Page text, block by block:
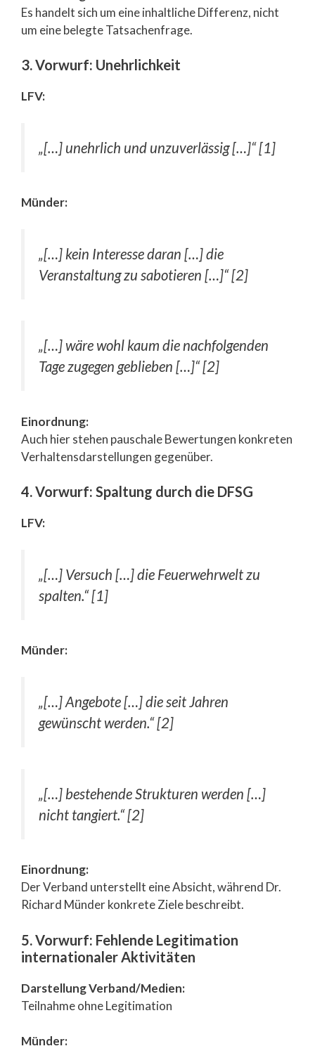
Es handelt sich um eine inhaltliche Differenz, nicht
um eine belegte Tatsachenfrage.
3. Vorwurf: Unehrlichkeit
LFV:
„[…] unehrlich und unzuverlässig […]“ [1]
Münder:
„[…] kein Interesse daran […] die
Veranstaltung zu sabotieren […]“ [2]
„[…] wäre wohl kaum die nachfolgenden
Tage zugegen geblieben […]“ [2]
Einordnung:
Auch hier stehen pauschale Bewertungen konkreten
Verhaltensdarstellungen gegenüber.
4. Vorwurf: Spaltung durch die DFSG
LFV:
„[…] Versuch […] die Feuerwehrwelt zu
spalten.“ [1]
Münder:
„[…] Angebote […] die seit Jahren
gewünscht werden.“ [2]
„[…] bestehende Strukturen werden […]
nicht tangiert.“ [2]
Einordnung:
Der Verband unterstellt eine Absicht, während Dr.
Richard Münder konkrete Ziele beschreibt.
5. Vorwurf: Fehlende Legitimation
internationaler Aktivitäten
Darstellung Verband/Medien:
Teilnahme ohne Legitimation
Münder: